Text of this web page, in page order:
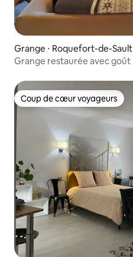
Grange ⋅ Roquefort-de-Sault
Grange restaurée avec goût
Coup de cœur voyageurs
Coup de cœur voyageurs